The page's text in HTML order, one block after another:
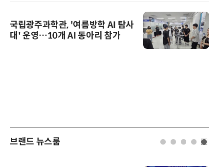
국립광주과학관, '여름방학 AI 탐사
대' 운영…10개 AI 동아리 참가
브랜드 뉴스룸